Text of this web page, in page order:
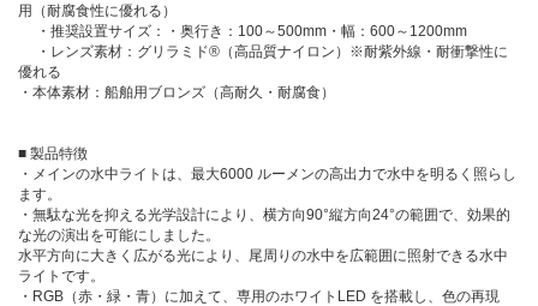
用（耐腐食性に優れる）
・推奨設置サイズ：・奥行き：100～500mm・幅：600～1200mm
・レンズ素材：グリラミド®（高品質ナイロン）※耐紫外線・耐衝撃性に
優れる
・本体素材：船舶用ブロンズ（高耐久・耐腐食）
■ 製品特徴
・メインの水中ライトは、最大6000 ルーメンの高出力で水中を明るく照らし
ます。
・無駄な光を抑える光学設計により、横方向90°縦方向24°の範囲で、効果的
な光の演出を可能にしました。
水平方向に大きく広がる光により、尾周りの水中を広範囲に照射できる水中
ライトです。
・RGB（赤・緑・青）に加えて、専用のホワイトLED を搭載し、色の再現